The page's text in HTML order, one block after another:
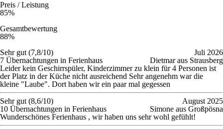
Preis / Leistung
85%
Gesamtbewertung
88%
Sehr gut (7,8/10)
Juli 2026
7 Übernachtungen in Ferienhaus
Dietmar aus Strausberg
Leider kein Geschirrspüler, Kinderzimmer zu klein für 4 Personen ist
der Platz in der Küche nicht ausreichend Sehr angenehm war die
kleine "Laube". Dort haben wir ein paar mal gegessen
Sehr gut (8,6/10)
August 2025
10 Übernachtungen in Ferienhaus
Simone aus Großpösna
Wunderschönes Ferienhaus , wir haben uns sehr wohl gefühlt!